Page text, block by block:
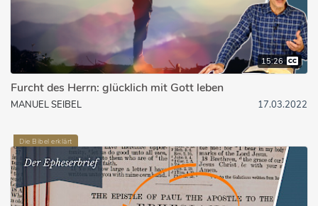
15:26
Furcht des Herrn: glücklich mit Gott leben
MANUEL SEIBEL 17.03.2022
Die Bibel erklärt